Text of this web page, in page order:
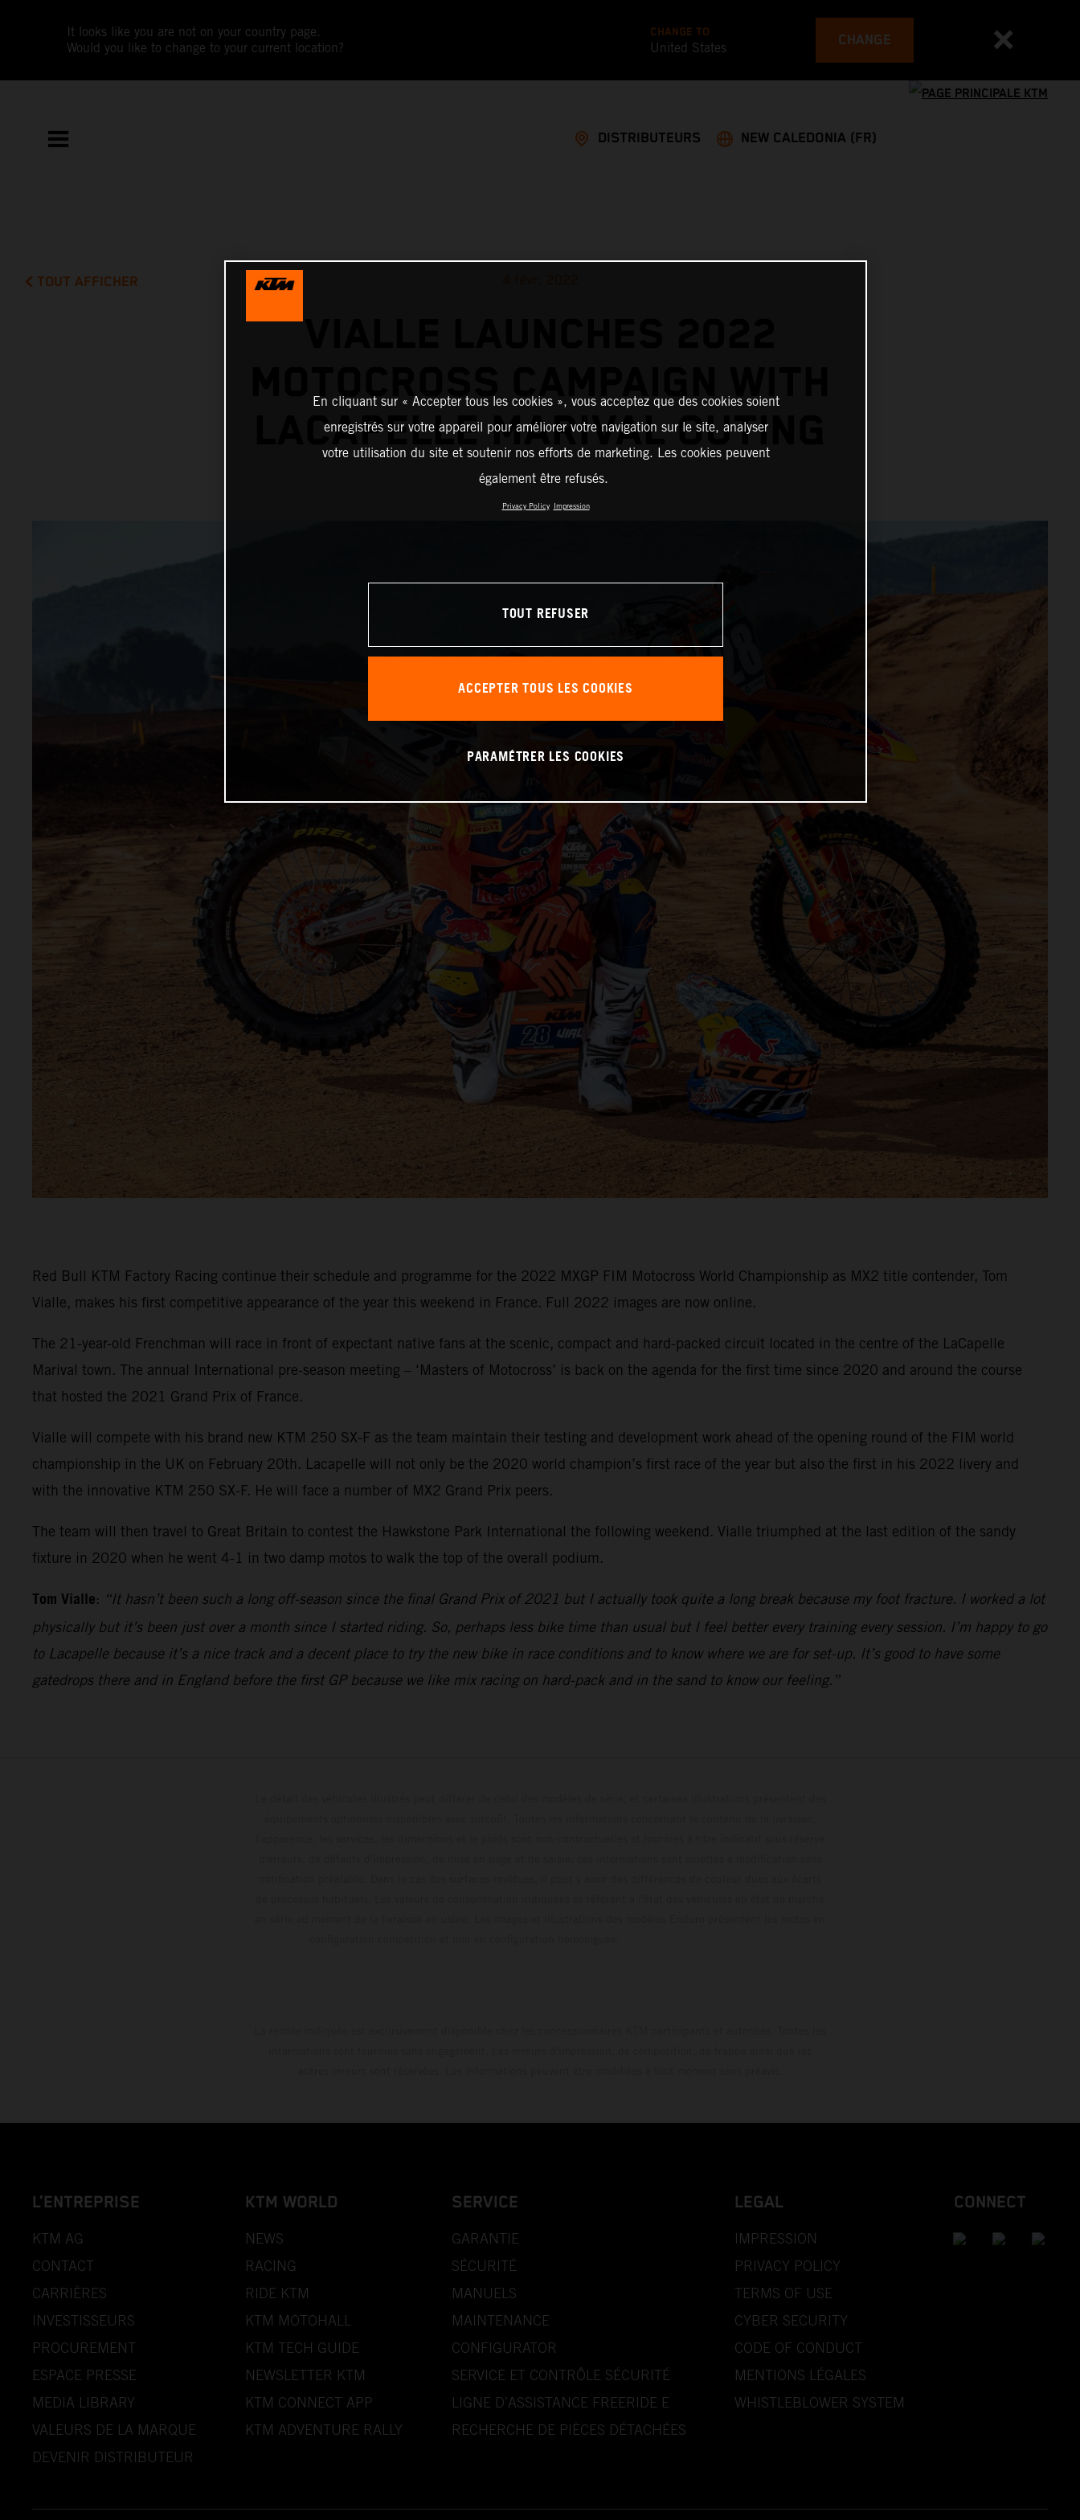
It looks like you are not on your country page.
Would you like to change to your current location?
CHANGE TO
United States CHANGE
DISTRIBUTEURS NEW CALEDONIA (FR)
TOUT AFFICHER
MOTOCROSS CAMPAIGN WITH
LACAPELLE MARIVAL OUTING
Red Bull KTM Factory Racing continue their schedule and programme for the 2022 MXGP FIM Motocross World Championship as MX2 title contender, Tom
Vialle, makes his first competitive appearance of the year this weekend in France. Full 2022 images are now online.
The 21-year-old Frenchman will race in front of expectant native fans at the scenic, compact and hard-packed circuit located in the centre of the LaCapelle
Marival town. The annual International pre-season meeting – ‘Masters of Motocross’ is back on the agenda for the first time since 2020 and around the course
that hosted the 2021 Grand Prix of France.
Vialle will compete with his brand new KTM 250 SX-F as the team maintain their testing and development work ahead of the opening round of the FIM world
championship in the UK on February 20th. Lacapelle will not only be the 2020 world champion’s first race of the year but also the first in his 2022 livery and
with the innovative KTM 250 SX-F. He will face a number of MX2 Grand Prix peers.
The team will then travel to Great Britain to contest the Hawkstone Park International the following weekend. Vialle triumphed at the last edition of the sandy
fixture in 2020 when he went 4-1 in two damp motos to walk the top of the overall podium.
Tom Vialle: “It hasn’t been such a long off-season since the final Grand Prix of 2021 but I actually took quite a long break because my foot fracture. I worked a lot
physically but it’s been just over a month since I started riding. So, perhaps less bike time than usual but I feel better every training every session. I’m happy to go
to Lacapelle because it’s a nice track and a decent place to try the new bike in race conditions and to know where we are for set-up. It’s good to have some
gatedrops there and in England before the first GP because we like mix racing on hard-pack and in the sand to know our feeling.”
L’ENTREPRISE
KTM AG
CONTACT
CARRIÈRES
INVESTISSEURS
PROCUREMENT
ESPACE PRESSE
MEDIA LIBRARY
VALEURS DE LA MARQUE
DEVENIR DISTRIBUTEUR
KTM WORLD
NEWS
RACING
RIDE KTM
KTM MOTOHALL
KTM TECH GUIDE
NEWSLETTER KTM
KTM CONNECT APP
KTM ADVENTURE RALLY
SERVICE
GARANTIE
SÉCURITÉ
MANUELS
MAINTENANCE
CONFIGURATOR
SERVICE ET CONTRÔLE SÉCURITÉ
LIGNE D’ASSISTANCE FREERIDE E
RECHERCHE DE PIÈCES DÉTACHÉES
LEGAL
IMPRESSION
PRIVACY POLICY
TERMS OF USE
CYBER SECURITY
CODE OF CONDUCT
MENTIONS LÉGALES
WHISTLEBLOWER SYSTEM
CONNECT
En cliquant sur « Accepter tous les cookies », vous acceptez que des cookies soient
enregistrés sur votre appareil pour améliorer votre navigation sur le site, analyser
votre utilisation du site et soutenir nos efforts de marketing. Les cookies peuvent
également être refusés.
Privacy Policy Impression
TOUT REFUSER
ACCEPTER TOUS LES COOKIES
PARAMÉTRER LES COOKIES